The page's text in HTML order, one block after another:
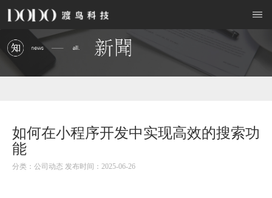
如何在小程序开发中实现高效的搜索功
能
分类：公司动态 发布时间：2025-06-26